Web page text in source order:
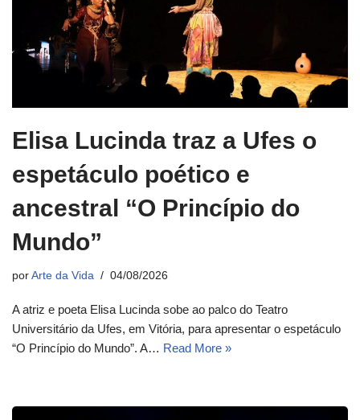
Elisa Lucinda traz a Ufes o
espetáculo poético e
ancestral “O Princípio do
Mundo”
por Arte da Vida 04/08/2026
A atriz e poeta Elisa Lucinda sobe ao palco do Teatro
Universitário da Ufes, em Vitória, para apresentar o espetáculo
“O Princípio do Mundo”. A… Read More »